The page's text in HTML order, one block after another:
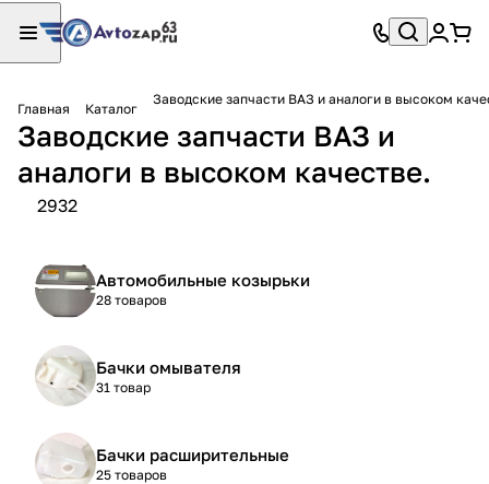
Главная Каталог
Заводские запчасти ВАЗ и аналоги в высоком
Заводские запчасти ВАЗ и
аналоги в высоком качестве.
2932
Автомобильные козырьки
28 товаров
Бачки омывателя
31 товар
Бачки расширительные
25 товаров